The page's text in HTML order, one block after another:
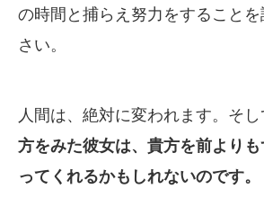
の時間と捕らえ努力をすること
さい。
人間は、絶対に変われます。そし
方をみた彼女は、貴方を前より
ってくれるかもしれないのです。